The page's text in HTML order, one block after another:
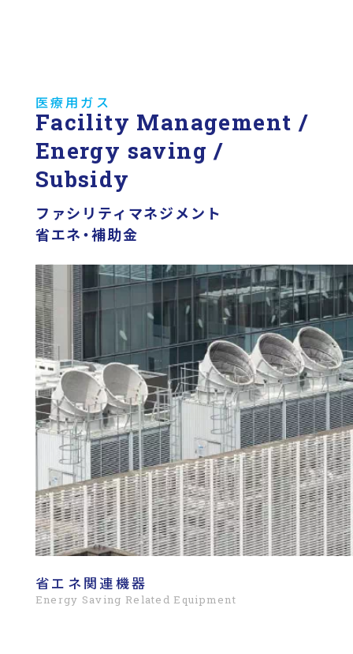
医療用ガス
Facility Management /
Energy saving /
Subsidy
ファシリティマネジメント
省エネ・補助金
省エネ関連機器
Energy Saving Related Equipment